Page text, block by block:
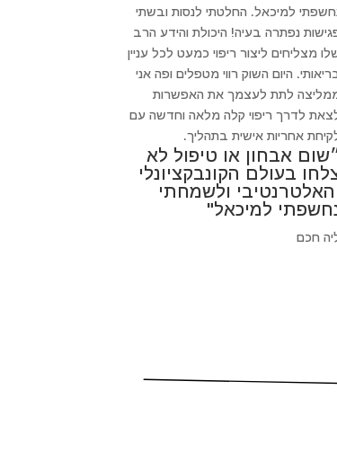
למיכאל. החלטתי לנסות ובשתי
נפתרה בעיה! היכולת והידע הרב
מצליחים ליצור ריפוי כמעט לכל עניין
היום השוק רווי מטפלים ופה אני
לתת לעצמך את האפשרות
לדרך ריפוי קלה מלאה וחדשה עם
אחריות אישית בתהליך.
אבחון או טיפול לא
בעולם הקונבקציונלי
ולשמחתי
למיכאל"
חכם